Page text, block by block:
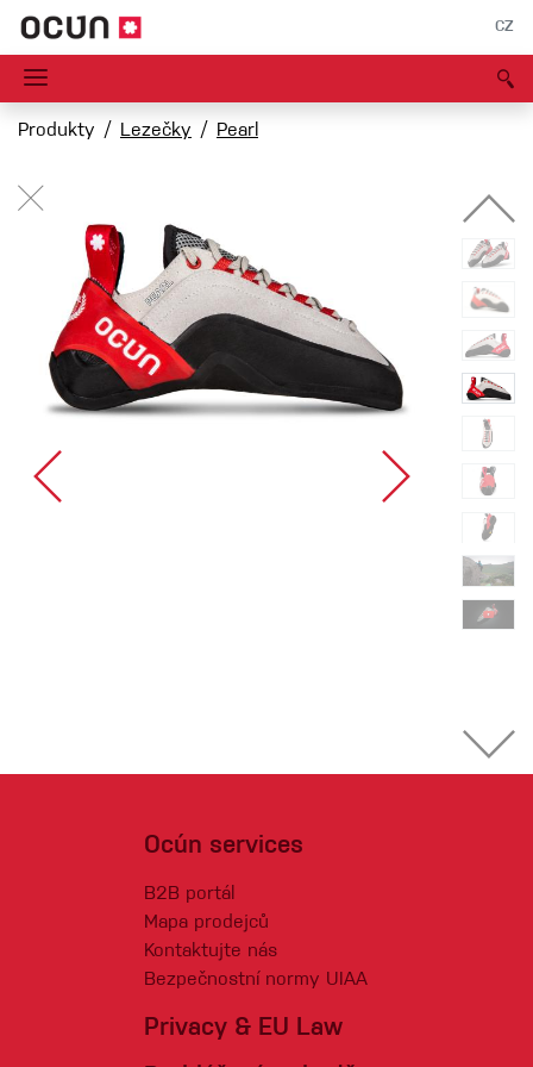
CZ
Produkty Lezečky Pearl
Ocún services
B2B portál
Mapa prodejců
Kontaktujte nás
Bezpečnostní normy UIAA
Privacy & EU Law